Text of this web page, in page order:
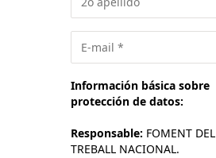
Información básica sobre
protección de datos:
Responsable: FOMENT DEL
TREBALL NACIONAL.